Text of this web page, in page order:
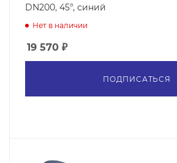
DN200, 45°, синий
Нет в наличии
19 570 ₽
ПОДПИСАТЬСЯ